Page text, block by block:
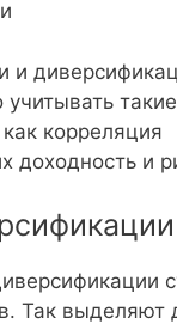
и
такие
корреляция
доходность и
Так выделяют